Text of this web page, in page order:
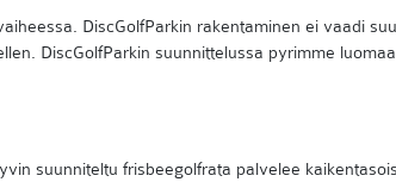
DiscGolfParkin rakentaminen ei vaadi
DiscGolfParkin suunnittelussa pyrimme
suunniteltu frisbeegolfrata palvelee